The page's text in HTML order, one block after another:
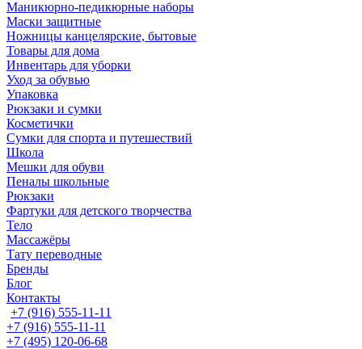
Маникюрно-педикюрные наборы
Маски защитные
Ножницы канцелярские, бытовые
Товары для дома
Инвентарь для уборки
Уход за обувью
Упаковка
Рюкзаки и сумки
Косметички
Сумки для спорта и путешествий
Школа
Мешки для обуви
Пеналы школьные
Рюкзаки
Фартуки для детского творчества
Тело
Массажёры
Тату переводные
Бренды
Блог
Контакты
+7 (916) 555-11-11
+7 (916) 555-11-11
+7 (495) 120-06-68